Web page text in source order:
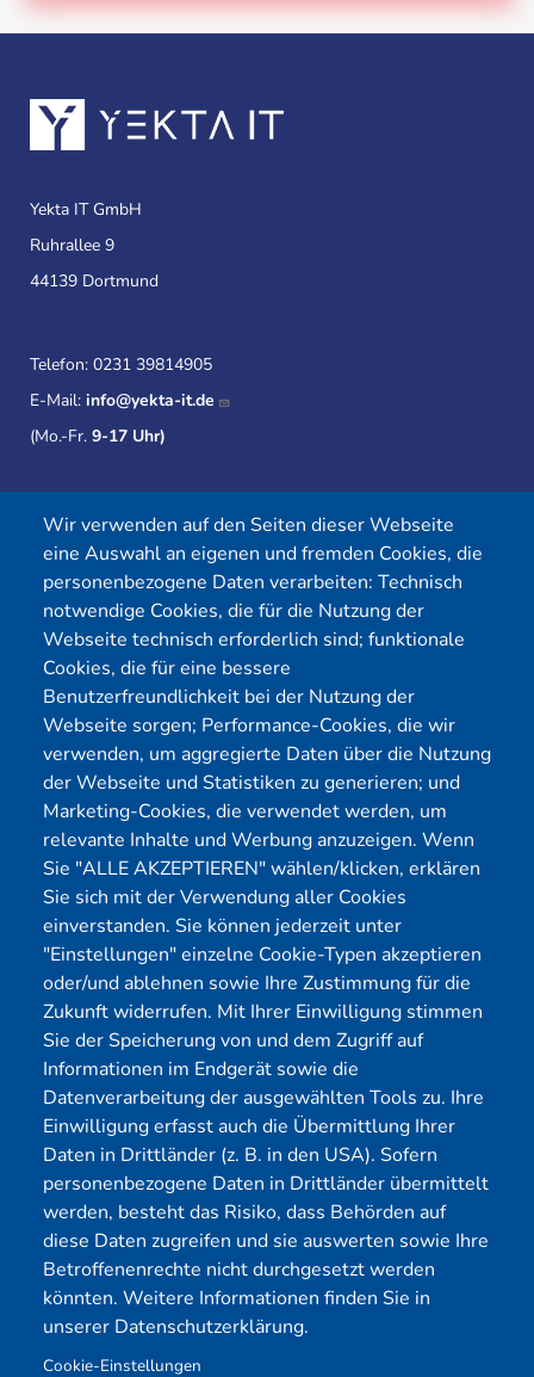
Wir verwenden auf den Seiten dieser Webseite
eine Auswahl an eigenen und fremden Cookies, die
personenbezogene Daten verarbeiten: Technisch
notwendige Cookies, die für die Nutzung der
Webseite technisch erforderlich sind; funktionale
Cookies, die für eine bessere
Benutzerfreundlichkeit bei der Nutzung der
Webseite sorgen; Performance-Cookies, die wir
verwenden, um aggregierte Daten über die Nutzung
der Webseite und Statistiken zu generieren; und
Marketing-Cookies, die verwendet werden, um
relevante Inhalte und Werbung anzuzeigen. Wenn
Sie "ALLE AKZEPTIEREN" wählen/klicken, erklären
Sie sich mit der Verwendung aller Cookies
einverstanden. Sie können jederzeit unter
"Einstellungen" einzelne Cookie-Typen akzeptieren
oder/und ablehnen sowie Ihre Zustimmung für die
Zukunft widerrufen. Mit Ihrer Einwilligung stimmen
Sie der Speicherung von und dem Zugriff auf
Informationen im Endgerät sowie die
Datenverarbeitung der ausgewählten Tools zu. Ihre
Einwilligung erfasst auch die Übermittlung Ihrer
Daten in Drittländer (z. B. in den USA). Sofern
personenbezogene Daten in Drittländer übermittelt
werden, besteht das Risiko, dass Behörden auf
diese Daten zugreifen und sie auswerten sowie Ihre
Betroffenenrechte nicht durchgesetzt werden
könnten. Weitere Informationen finden Sie in
unserer Datenschutzerklärung.
Cookie-Einstellungen
Yekta IT GmbH
Ruhrallee 9
44139 Dortmund
Telefon: 0231 39814905
E-Mail: info@yekta-it.de
(Mo.-Fr. 9-17 Uhr)
Menü
Cybersecurity
Pentest Anbieter
Pentest Kosten Rechner
KMU CyberRisikoCheck
OT-Security
Physical Pentest
Über uns
Förderungen
Kontakt
Blog
Karriere
Datenschutz
Impressum
Mitglied
© 2023 Alle Rechte vorbehalten